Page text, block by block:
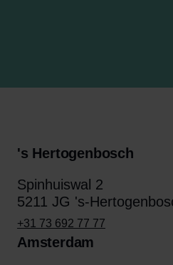
's Hertogenbosch
Spinhuiswal 2
5211 JG 's-
+31 73 692 77 77
Amsterdam